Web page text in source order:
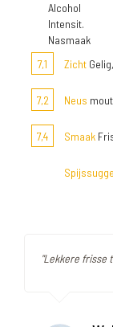
Alcohol
Intensit.
Nasmaak
7,1
Zicht
7,2 Neus
7,4 Smaak
"Lekkere frisse